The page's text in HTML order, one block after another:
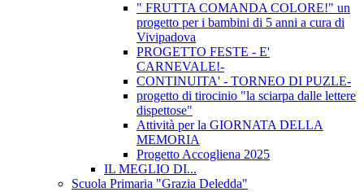
" FRUTTA COMANDA COLORE!" un
progetto per i bambini di 5 anni a cura di
Vivipadova
PROGETTO FESTE - E'
CARNEVALE!-
CONTINUITA' - TORNEO DI PUZLE-
progetto di tirocinio "la sciarpa dalle lettere
dispettose"
Attività per la GIORNATA DELLA
MEMORIA
Progetto Accogliena 2025
IL MEGLIO DI...
Scuola Primaria "Grazia Deledda"